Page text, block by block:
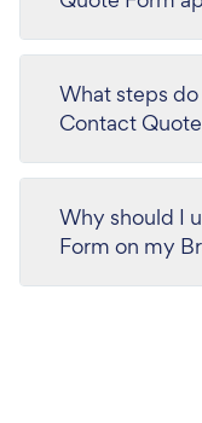
What steps
Contact
Why should I
Form on my